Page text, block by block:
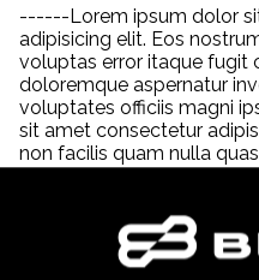
Importante saber:
-As cores podem ter
monitor ou dispositivo que
-Em produtos de algodão
3%.
------Lorem ipsum dolor
adipisicing elit. Eos
voluptas error itaque fugit
doloremque aspernatur
voluptates officiis magni
sit amet consectetur
non facilis quam nulla
tempora veniam quia
saepe neque unde
ipsum dolor sit amet
distinctio adipisci hic
cupiditate inventore fugit